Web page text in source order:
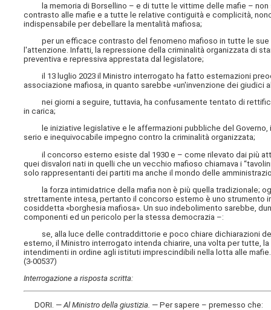
la memoria di Borsellino – e di tutte le vittime delle mafie – non
contrasto alle mafie e a tutte le relative contiguità e complicità,
indispensabile per debellare la mentalità mafiosa;
per un efficace contrasto del fenomeno mafioso in tutte le sue
l'attenzione. Infatti, la repressione della criminalità organizzata di
preventiva e repressiva apprestata dal legislatore;
il 13 luglio 2023 il Ministro interrogato ha fatto esternazioni
associazione mafiosa, in quanto sarebbe «un'invenzione dei
nei giorni a seguire, tuttavia, ha confusamente tentato di
in carica;
le iniziative legislative e le affermazioni pubbliche del Governo,
serio e inequivocabile impegno contro la criminalità organizzata;
il concorso esterno esiste dal 1930 e – come rilevato dai più
quei disvalori nati in quelli che un vecchio mafioso chiamava i
solo rappresentanti dei partiti ma anche il mondo delle
la forza intimidatrice della mafia non è più quella tradizionale;
strettamente intesa, pertanto il concorso esterno è uno strumento
cosiddetta «borghesia mafiosa». Un suo indebolimento sarebbe,
componenti ed un pericolo per la stessa democrazia –:
se, alla luce delle contraddittorie e poco chiare dichiarazioni
esterno, il Ministro interrogato intenda chiarire, una volta per tutte,
intendimenti in ordine agli istituti imprescindibili nella lotta alle mafie.
(3-00537)
Interrogazione a risposta scritta:
DORI. —Al Ministro della giustizia — Per sapere – premesso che: